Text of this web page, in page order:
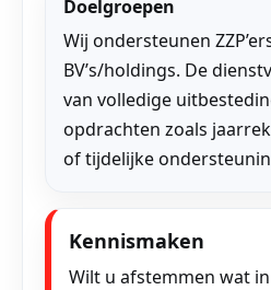
Doelgroepen
Wij ondersteunen
BV’s/holdings. De
van volledige
opdrachten zoals
of tijdelijke
Kennismaken
Wilt u afstemmen wat